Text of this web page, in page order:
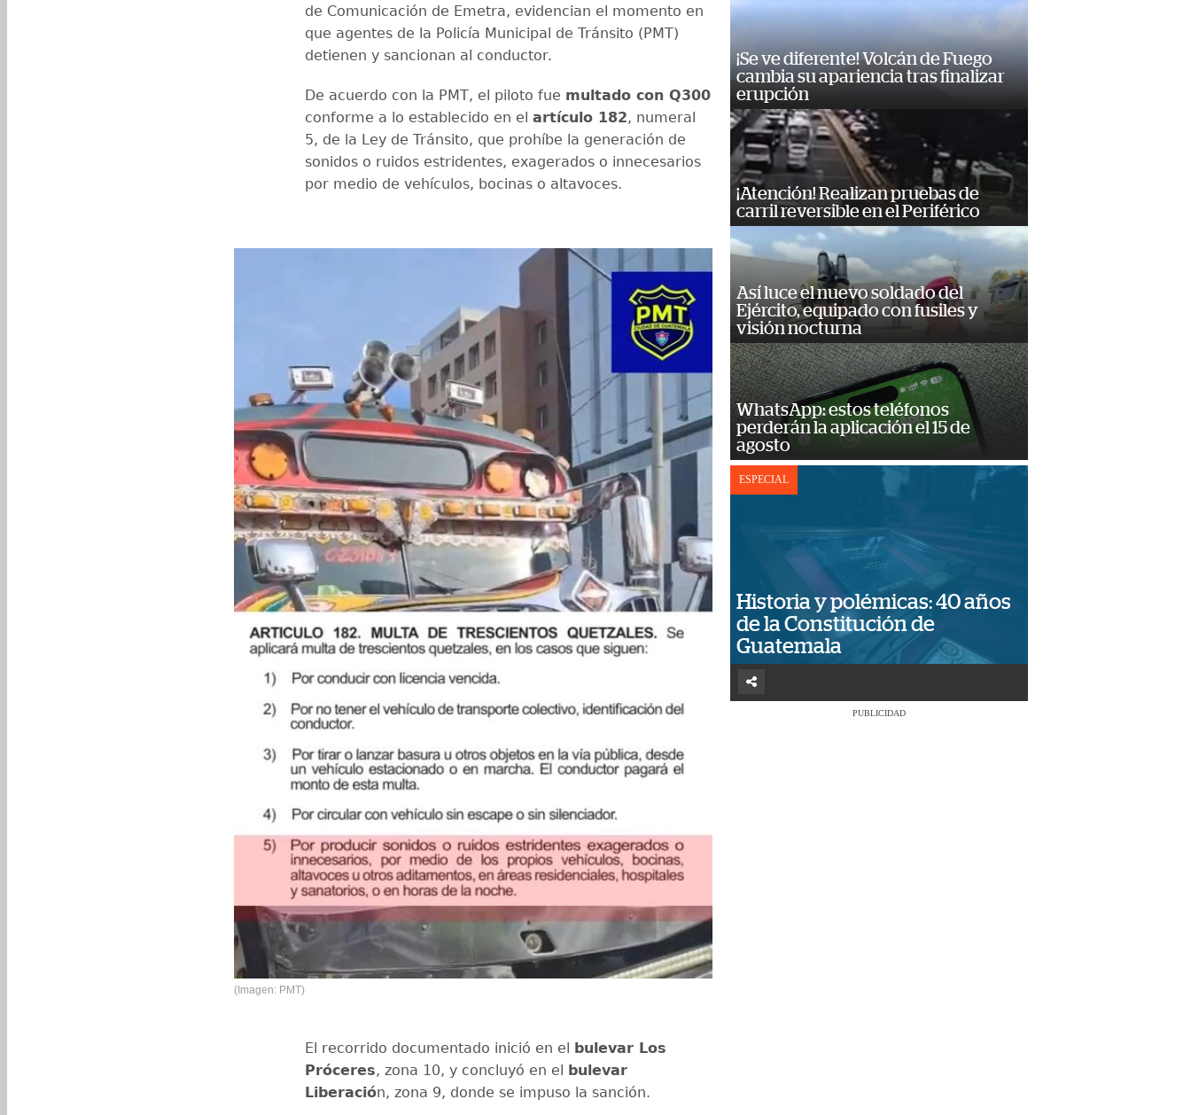
de Comunicación de Emetra, evidencian el momento en
que agentes de la Policía Municipal de Tránsito (PMT)
detienen y sancionan al conductor.
De acuerdo con la PMT, el piloto fue multado con Q300
conforme a lo establecido en el artículo 182, numeral
5, de la Ley de Tránsito, que prohíbe la generación de
sonidos o ruidos estridentes, exagerados o innecesarios
por medio de vehículos, bocinas o altavoces.
(Imagen: PMT)
El recorrido documentado inició en el bulevar Los
Próceres, zona 10, y concluyó en el bulevar
Liberación, zona 9, donde se impuso la sanción.
¡Se ve diferente! Volcán de Fuego
cambia su apariencia tras finalizar
erupción
¡Atención! Realizan pruebas de
carril reversible en el Periférico
Así luce el nuevo soldado del
Ejército, equipado con fusiles y
visión nocturna
WhatsApp: estos teléfonos
perderán la aplicación el 15 de
agosto
ESPECIAL
Historia y polémicas: 40 años
de la Constitución de
Guatemala
PUBLICIDAD